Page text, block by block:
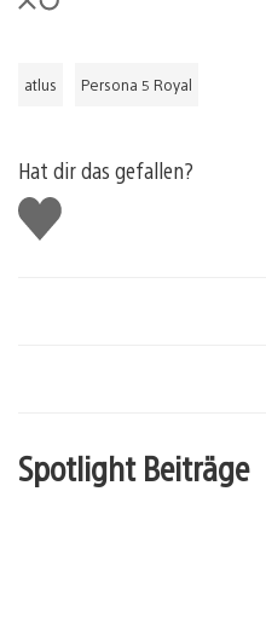
atlus Persona 5 Royal
Hat dir das gefallen?
Gefällt
mir
Spotlight Beiträge